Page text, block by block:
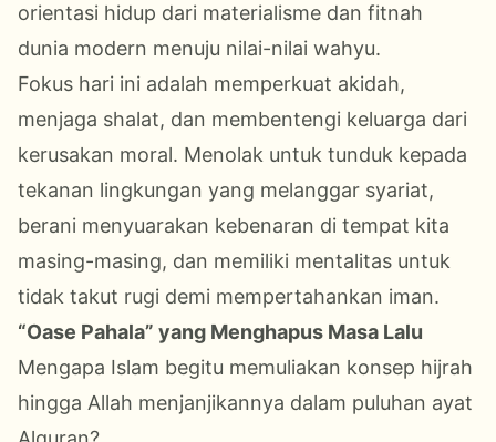
orientasi hidup dari materialisme dan fitnah
dunia modern menuju nilai-nilai wahyu.
Fokus hari ini adalah memperkuat akidah,
menjaga shalat, dan membentengi keluarga dari
kerusakan moral. Menolak untuk tunduk kepada
tekanan lingkungan yang melanggar syariat,
berani menyuarakan kebenaran di tempat kita
masing-masing, dan memiliki mentalitas untuk
tidak takut rugi demi mempertahankan iman.
“Oase Pahala” yang Menghapus Masa Lalu
Mengapa Islam begitu memuliakan konsep hijrah
hingga Allah menjanjikannya dalam puluhan ayat